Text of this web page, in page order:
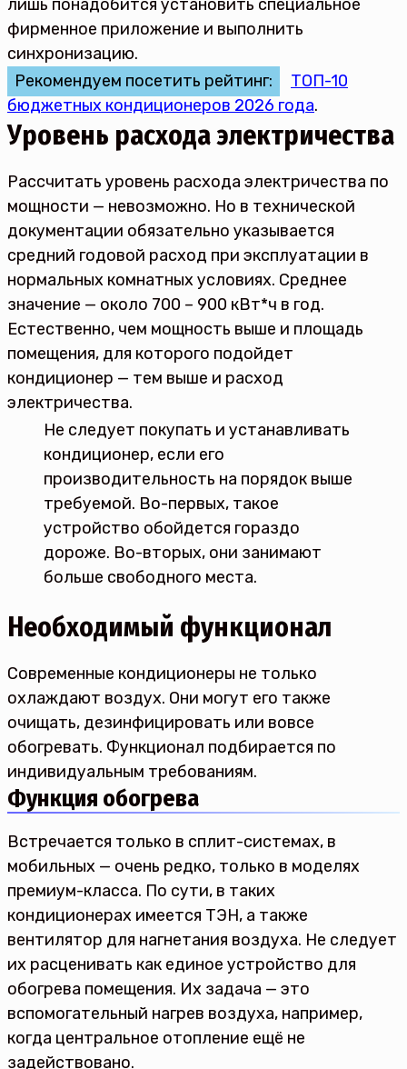
лишь понадобится установить специальное
фирменное приложение и выполнить
синхронизацию.
Рекомендуем посетить рейтинг:
ТОП-10
бюджетных кондиционеров 2026 года.
Уровень расхода электричества
Рассчитать уровень расхода электричества по
мощности — невозможно. Но в технической
документации обязательно указывается
средний годовой расход при эксплуатации в
нормальных комнатных условиях. Среднее
значение — около 700 – 900 кВт*ч в год.
Естественно, чем мощность выше и площадь
помещения, для которого подойдет
кондиционер — тем выше и расход
электричества.
Не следует покупать и устанавливать
кондиционер, если его
производительность на порядок выше
требуемой. Во-первых, такое
устройство обойдется гораздо
дороже. Во-вторых, они занимают
больше свободного места.
Необходимый функционал
Современные кондиционеры не только
охлаждают воздух. Они могут его также
очищать, дезинфицировать или вовсе
обогревать. Функционал подбирается по
индивидуальным требованиям.
Функция обогрева
Встречается только в сплит-системах, в
мобильных — очень редко, только в моделях
премиум-класса. По сути, в таких
кондиционерах имеется ТЭН, а также
вентилятор для нагнетания воздуха. Не следует
их расценивать как единое устройство для
обогрева помещения. Их задача — это
вспомогательный нагрев воздуха, например,
когда центральное отопление ещё не
задействовано.